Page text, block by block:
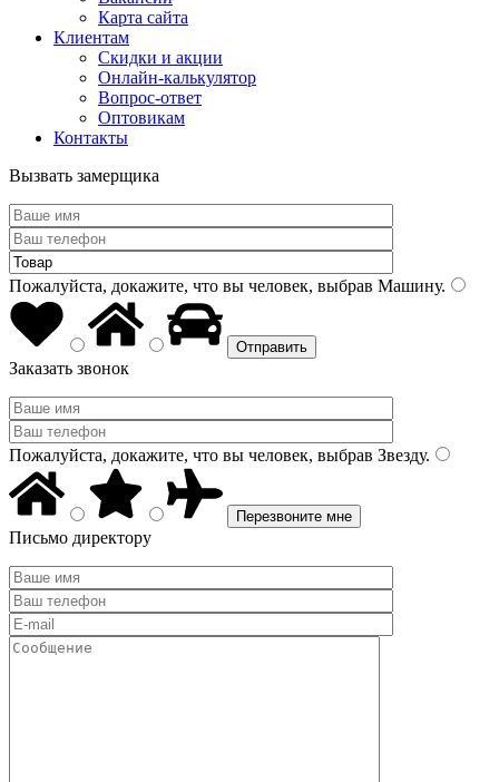
Карта сайта
Клиентам
Скидки и акции
Онлайн-калькулятор
Вопрос-ответ
Оптовикам
Контакты
Вызвать замерщика
Пожалуйста, докажите, что вы человек, выбрав Машину.
Заказать звонок
Пожалуйста, докажите, что вы человек, выбрав Звезду.
Письмо директору